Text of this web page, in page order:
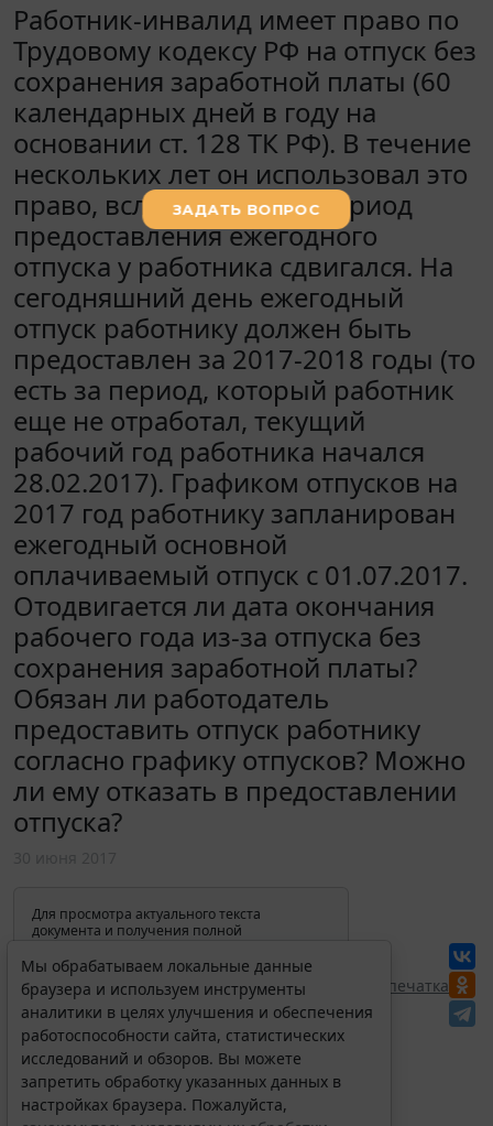
Работник-инвалид имеет право по
Трудовому кодексу РФ на отпуск без
сохранения заработной платы (60
календарных дней в году на
основании ст. 128 ТК РФ). В течение
нескольких лет он использовал это
право, вследствие чего период
предоставления ежегодного
отпуска у работника сдвигался. На
сегодняшний день ежегодный
отпуск работнику должен быть
предоставлен за 2017-2018 годы (то
есть за период, который работник
еще не отработал, текущий
рабочий год работника начался
28.02.2017). Графиком отпусков на
2017 год работнику запланирован
ежегодный основной
оплачиваемый отпуск с 01.07.2017.
Отодвигается ли дата окончания
рабочего года из-за отпуска без
сохранения заработной платы?
Обязан ли работодатель
предоставить отпуск работнику
согласно графику отпусков? Можно
ли ему отказать в предоставлении
отпуска?
Для просмотра актуального текста
документа и получения полной
изменениях и порядке применения
документа, воспользуйтесь поиском в
Интернет-версии системы ГАРАНТ:
Перепечатка
Мы обрабатываем локальные данные
браузера и используем инструменты
аналитики в целях улучшения и обеспечения
работоспособности сайта, статистических
исследований и обзоров. Вы можете
запретить обработку указанных данных в
настройках браузера. Пожалуйста,